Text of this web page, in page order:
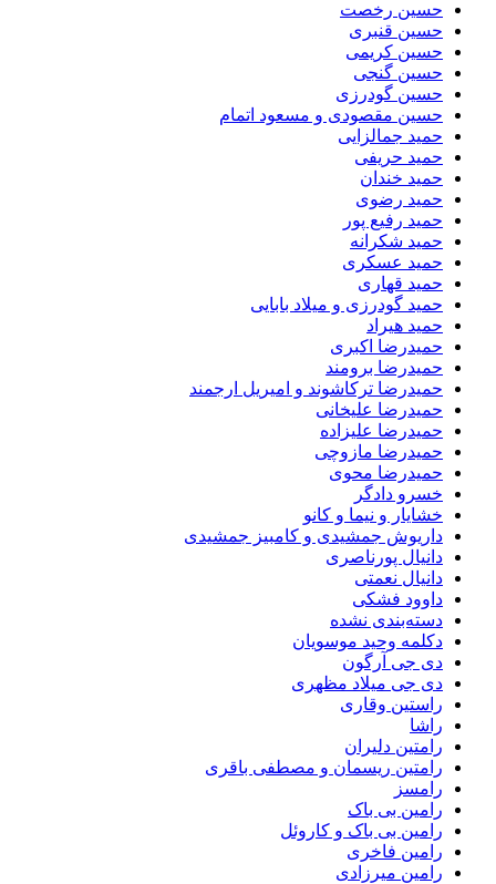
حسین رخصت
حسین قنبری
حسین کریمی
حسین گنجی
حسین گودرزی
حسین مقصودی و مسعود اتمام
حمید جمالزایی
حمید حریفی
حمید خندان
حمید رضوی
حمید رفیع پور
حمید شکرانه
حمید عسکری
حمید قهاری
حمید گودرزی و میلاد بابایی
حمید هیراد
حمیدرضا اکبری
حمیدرضا برومند
حمیدرضا ترکاشوند و امیریل ارجمند
حمیدرضا علیخانی
حمیدرضا علیزاده
حمیدرضا مازوچی
حمیدرضا محوی
خسرو دادگر
خشایار و نیما و کانو
داریوش جمشیدی و کامبیز جمشیدی
دانیال پورناصری
دانیال نعمتی
داوود فشکی
دسته‌بندی نشده
دکلمه وحید موسویان
دی جی آرگون
دی جی میلاد مظهری
راستین وقاری
راشا
رامتین دلیران
رامتین ریسمان و مصطفی باقری
رامسز
رامین بی باک
رامین بی باک و کاروئل
رامین فاخری
رامین میرزادی